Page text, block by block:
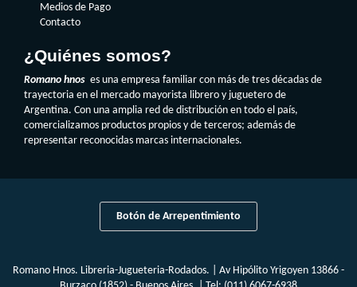
Medios de Pago
Contacto
¿Quiénes somos?
Romano hnos es una empresa familiar con más de tres décadas de
trayectoria en el mercado mayorista librero y juguetero de
Argentina. Con una amplia red de distribución en todo el país,
comercializamos productos propios y de terceros; además de
representar reconocidas marcas internacionales.
Botón de Arrepentimiento
Romano Hnos. Libreria-Jugueteria-Rodados. | Av Hipólito Yrigoyen 13866 -